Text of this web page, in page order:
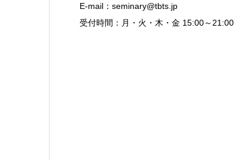
E-mail：seminary@tbts.jp
受付時間：月・火・木・金 15:00～21:00